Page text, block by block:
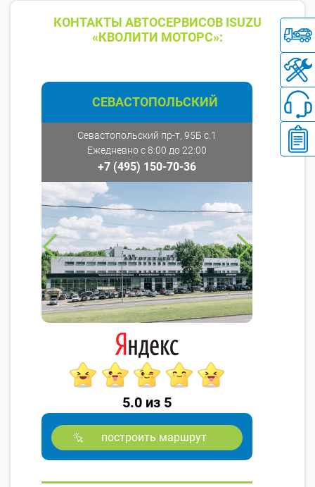
КОНТАКТЫ АВТОСЕРВИСОВ ISUZU
«КВОЛИТИ МОТОРС»:
СЕВАСТОПОЛЬСКИЙ
Севастопольский пр-т, 95Б с.1
Ежедневно с 8:00 до 22:00
+7 (495) 150-70-36
5.0 из 5
построить маршрут